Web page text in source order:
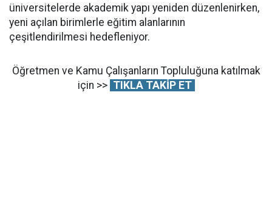
üniversitelerde akademik yapı yeniden düzenlenirken,
yeni açılan birimlerle eğitim alanlarının
çeşitlendirilmesi hedefleniyor.
Öğretmen ve Kamu Çalışanların Topluluğuna katılmak
için >> TIKLA TAKİP ET